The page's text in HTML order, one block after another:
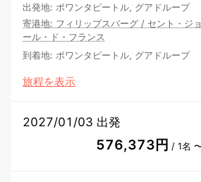
出発地: ポワンタピートル, グアドループ
寄港地: フィリップスバーグ / セント・ジ
ール・ド・フランス
到着地: ポワンタピートル, グアドループ
旅程を表示
2027/01/03 出発
576,373円 / 1名